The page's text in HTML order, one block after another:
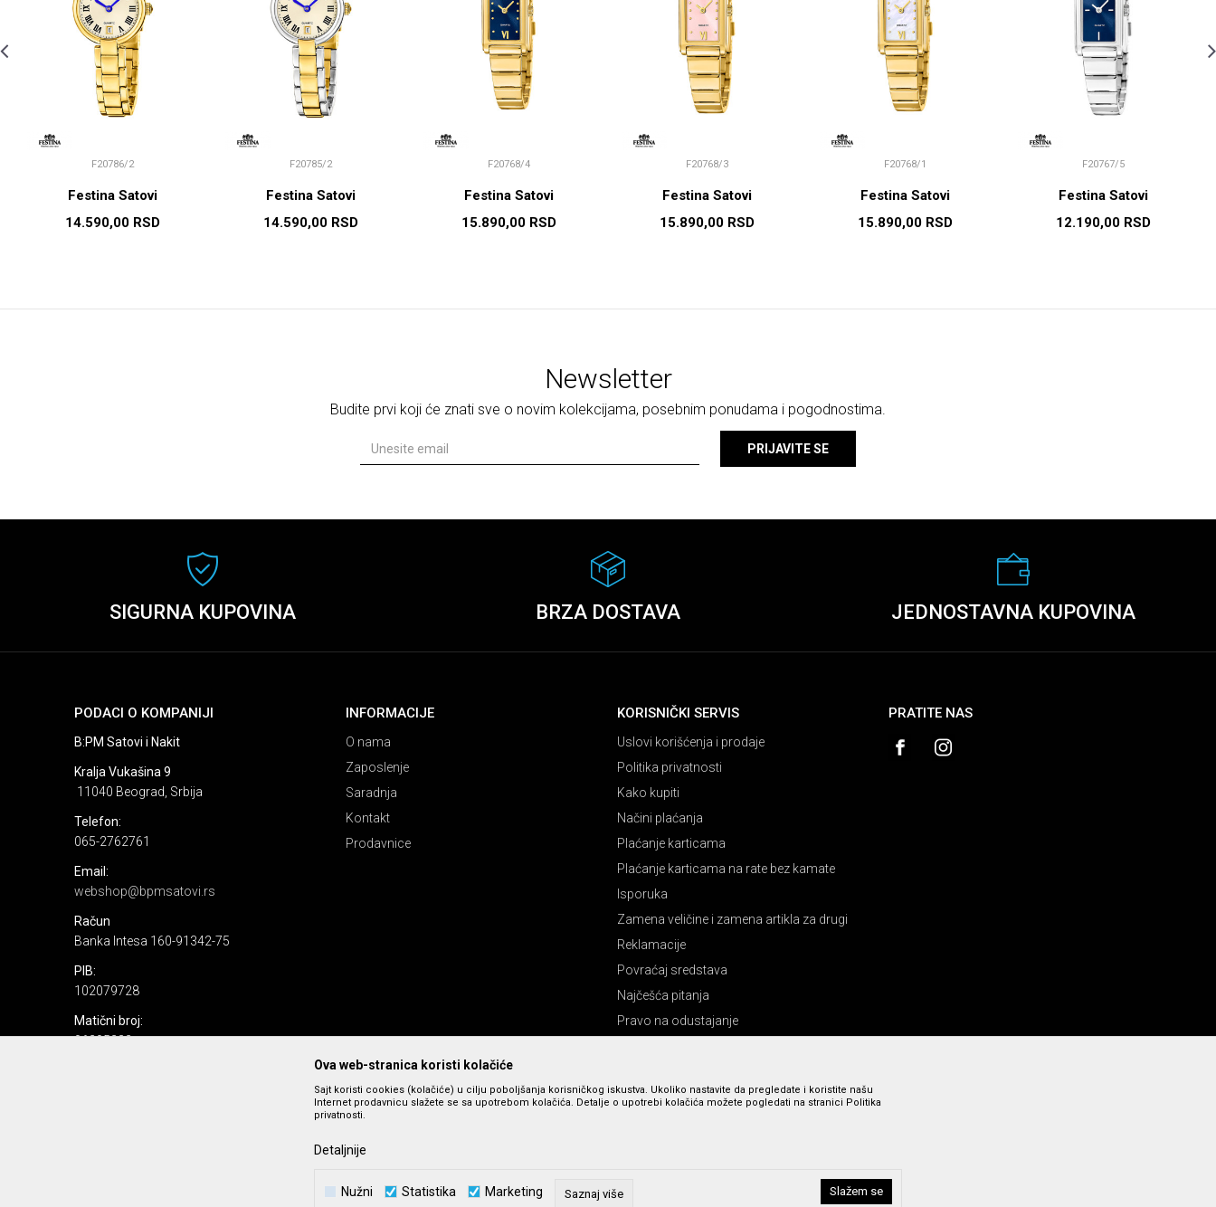
F20786/2
Festina Satovi
14.590,00 RSD
F20785/2
Festina Satovi
14.590,00 RSD
F20768/4
Festina Satovi
15.890,00 RSD
F20768/3
Festina Satovi
15.890,00 RSD
F20768/1
Festina Satovi
15.890,00 RSD
F20767/5
Festina Satovi
12.190,00 RSD
Newsletter
Budite prvi koji će znati sve o novim kolekcijama, posebnim ponudama i pogodnostima.
PRIJAVITE SE
SIGURNA KUPOVINA BRZA DOSTAVA JEDNOSTAVNA KUPOVINA
PODACI O KOMPANIJI
B:PM Satovi i Nakit
Kralja Vukašina 9
11040 Beograd, Srbija
Telefon:
065-2762761
Email:
webshop@bpmsatovi.rs
Račun
Banka Intesa 160-91342-75
PIB:
102079728
Matični broj:
06205232
INFORMACIJE
O nama
Zaposlenje
Saradnja
Kontakt
Prodavnice
KORISNIČKI SERVIS
Uslovi korišćenja i prodaje
Politika privatnosti
Kako kupiti
Načini plaćanja
Plaćanje karticama
Plaćanje karticama na rate bez kamate
Isporuka
Zamena veličine i zamena artikla za drugi
Reklamacije
Povraćaj sredstava
Najčešća pitanja
Pravo na odustajanje
PRATITE NAS
podrazumeva se da su dostupni u svakom trenutku. Raspoloživost robe možete proveriti pozivom na broj 011 369 4000.
Ova web-stranica koristi kolačiće
Sajt koristi cookies (kolačiće) u cilju poboljšanja korisničkog iskustva. Ukoliko nastavite da pregledate i koristite našu
Internet prodavnicu slažete se sa upotrebom kolačića. Detalje o upotrebi kolačića možete pogledati na stranici Politika
privatnosti.
Detaljnije
Nužni Statistika Marketing Saznaj više Slažem se